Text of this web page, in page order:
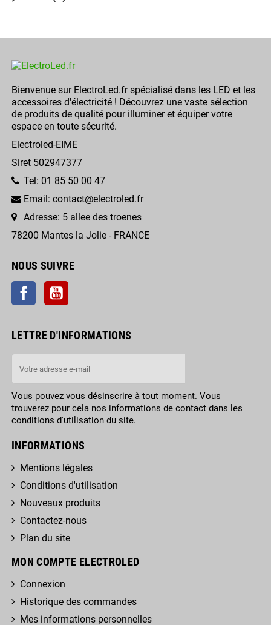
Bienvenue sur ElectroLed.fr spécialisé dans les LED et les
accessoires d'électricité ! Découvrez une vaste sélection
de produits de qualité pour illuminer et équiper votre
espace en toute sécurité.
Electroled-EIME
Siret 502947377
Tel: 01 85 50 00 47
Email: contact@electroled.fr
Adresse: 5 allee des troenes
78200 Mantes la Jolie - FRANCE
NOUS SUIVRE
FacebookYouTube
LETTRE D'INFORMATIONS
Vous pouvez vous désinscrire à tout moment. Vous
trouverez pour cela nos informations de contact dans les
conditions d'utilisation du site.
INFORMATIONS
Mentions légales
Conditions d'utilisation
Nouveaux produits
Contactez-nous
Plan du site
MON COMPTE ELECTROLED
Connexion
Historique des commandes
Mes informations personnelles